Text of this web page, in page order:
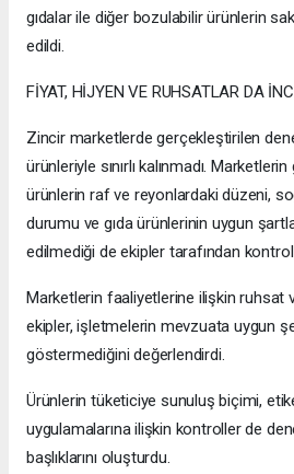
gıdalar ile diğer bozulabilir ürünlerin
edildi.
FİYAT, HİJYEN VE RUHSATLAR DA
Zincir marketlerde gerçekleştirilen
ürünleriyle sınırlı kalınmadı.
ürünlerin raf ve reyonlardaki düzeni,
durumu ve gıda ürünlerinin uygun
edilmediği de ekipler tarafından kontrol
Marketlerin faaliyetlerine ilişkin ruhsat
ekipler, işletmelerin mevzuata uygun
göstermediğini değerlendirdi.
Ürünlerin tüketiciye sunuluş biçimi,
uygulamalarına ilişkin kontroller de
başlıklarını oluşturdu.